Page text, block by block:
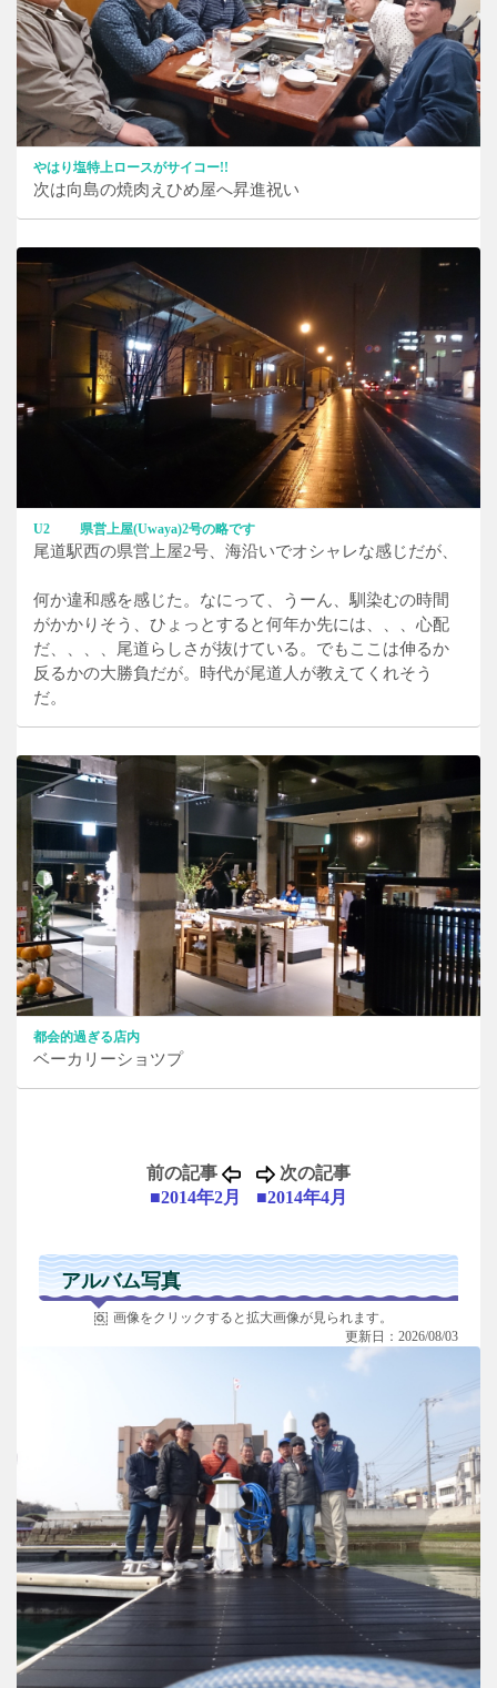
やはり塩特上ロースがサイコー!!
次は向島の焼肉えひめ屋へ昇進祝い
U2 県営上屋(Uwaya)2号の略です
尾道駅西の県営上屋2号、海沿いでオシャレな感じだが、
何か違和感を感じた。なにって、うーん、馴染むの時間
がかかりそう、ひょっとすると何年か先には、、、心配
だ、、、、尾道らしさが抜けている。でもここは伸るか
反るかの大勝負だが。時代が尾道人が教えてくれそう
だ。
都会的過ぎる店内
ベーカリーショツプ
前の記事
■2014年2月
次の記事
■2014年4月
アルバム写真
画像をクリックすると拡大画像が見られます。
更新日：2026/08/03